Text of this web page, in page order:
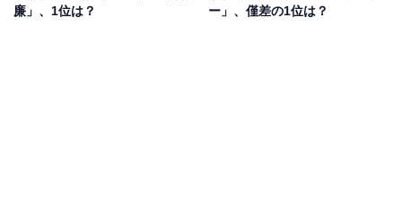
廉」、1位は？
ー」、僅差の1位は？